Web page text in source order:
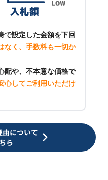
で設定した金額を下回
なく、手数料も一切か
配や、不本意な価格で
心してご利用いただけ
について
ら